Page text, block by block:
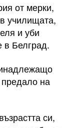
от мерки,
училищата,
и уби
в Белград.
на
си,